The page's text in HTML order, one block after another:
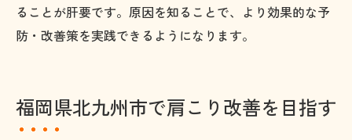
ることが肝要です。原因を知ることで、より効果的な予
防・改善策を実践できるようになります。
福岡県北九州市で肩こり改善を目指す